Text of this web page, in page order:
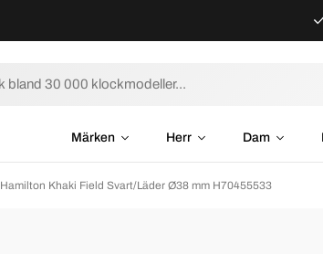
Märken Herr Dam
Hamilton Khaki Field Svart/Läder Ø38 mm H70455533